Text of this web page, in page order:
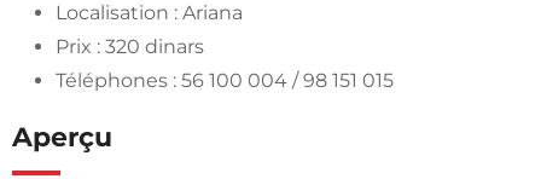
Localisation : Ariana
Prix : 320 dinars
Téléphones : 56 100 004 / 98 151 015
Aperçu